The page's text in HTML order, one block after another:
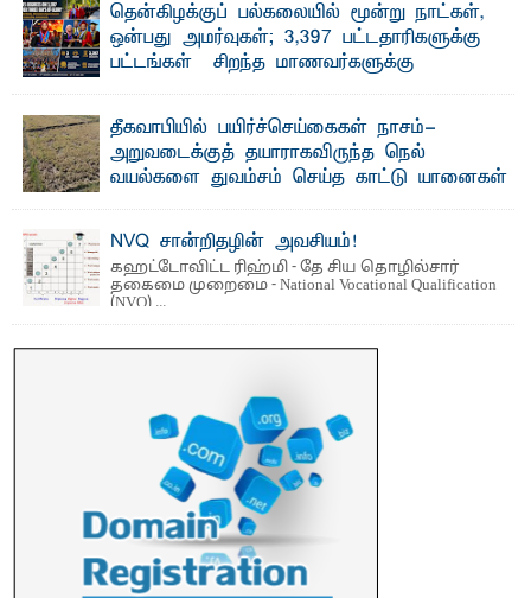
தென்கிழக்குப் பல்கலையில் மூன்று நாட்கள்,
ஒன்பது அமர்வுகள்; 3,397 பட்டதாரிகளுக்கு
பட்டங்கள் – சிறந்த மாணவர்களுக்கு
தங்கப்பதக்கங்கள், நினைவுப் பதக்கங்கள்
மற்றும் சிறப்புப் பரிசுகள்
எம்.வை. அமீர்- ஒ லுவிலில் அமைந்துள்ள தென்கிழக்குப்
பல்கலைக்கழகத்தின் 18ஆவது பொதுப் பட்டமளிப்பு விழா ...
தீகவாபியில் பயிர்ச்செய்கைகள் நாசம்-
அறுவடைக்குத் தயாராகவிருந்த நெல்
வயல்களை துவம்சம் செய்த காட்டு யானைகள்
காணப்பட்ட பல ...NVQ சான்றிதழின் அவசியம்!
கஹட்டோவிட்ட ரிஹ்மி - தே சிய தொழில்சார்
தகைமை முறைமை - National Vocational Qualification
(NVQ) ...